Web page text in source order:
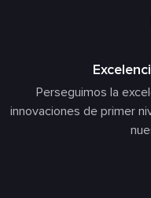
Perseguimos la
innovaciones de primer